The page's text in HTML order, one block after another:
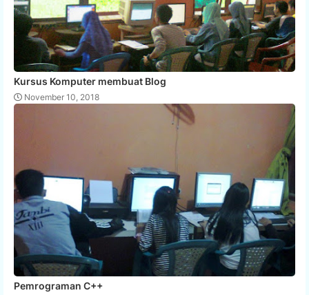
Kursus Komputer membuat Blog
November 10, 2018
Pemrograman C++